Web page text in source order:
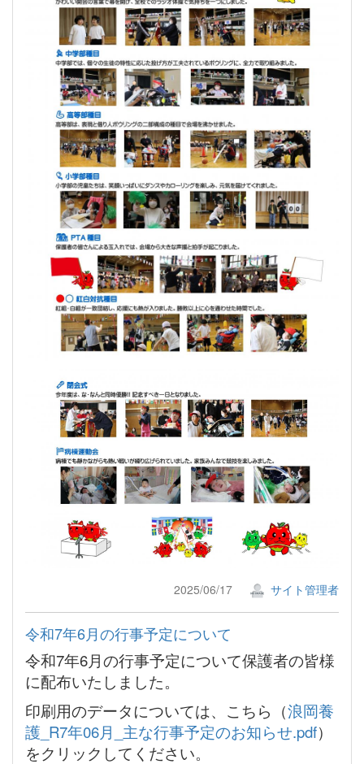
2025/06/17 サイト管理者
令和7年6月の行事予定について
令和7年6月の行事予定について保護者の皆様
に配布いたしました。
印刷用のデータについては、こちら（浪岡養
護_R7年06月_主な行事予定のお知らせ.pdf）
をクリックしてください。